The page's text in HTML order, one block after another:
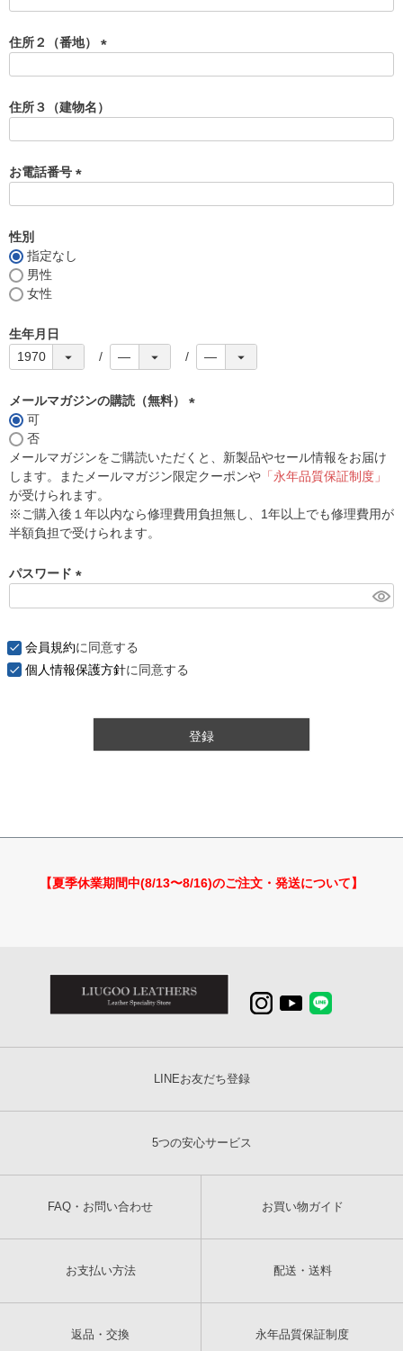
)
住所２（番地）
須
)
住所３（建物名）
お電話番号
性別
指定なし
男性
女性
生年月日
メールマガジンの購読（無料）
須
)
可
否
メールマガジンをご購読いただくと、新製品やセール情報をお届け
します。またメールマガジン限定クーポンや 「永年品質保証制度」
が受けられます。
※ご購入後１年以内なら修理費用負担無し、1年以上でも修理費用が
半額負担で受けられます。
パスワード
)
会員規約に同意する
個人情報保護方針に同意する
登録
【夏季休業期間中(8/13〜8/16)のご注文・発送について】
LINEお友だち登録
5つの安心サービス
FAQ・お問い合わせ お買い物ガイド
お支払い方法 配送・送料
返品・交換 永年品質保証制度